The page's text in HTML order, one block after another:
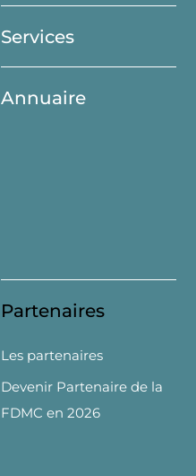
Top
Services
Annuaire
Partenaires
Les partenaires
Devenir Partenaire de la
FDMC en 2026